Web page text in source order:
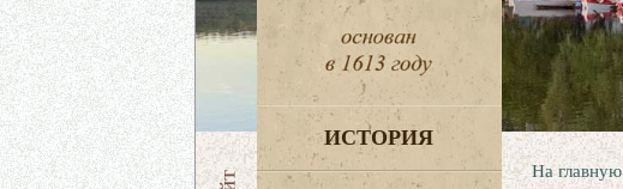
ИСТОРИЯ
На главную